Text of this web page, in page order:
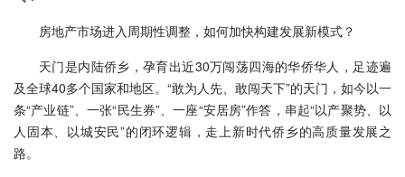
房地产市场进入周期性调整，如何加快构建发展新模式？
天门是内陆侨乡，孕育出近30万闯荡四海的华侨华人，足迹遍
及全球40多个国家和地区。“敢为人先、敢闯天下”的天门，如今以一
条“产业链”、一张“民生券”、一座“安居房”作答，串起“以产聚势、以
人固本、以城安民”的闭环逻辑，走上新时代侨乡的高质量发展之
路。